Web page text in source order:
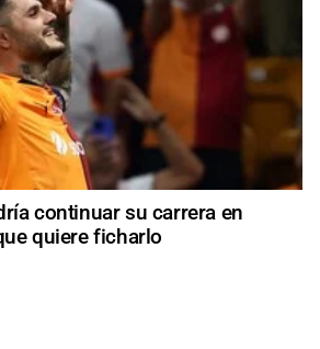
continuar su carrera en
quiere ficharlo